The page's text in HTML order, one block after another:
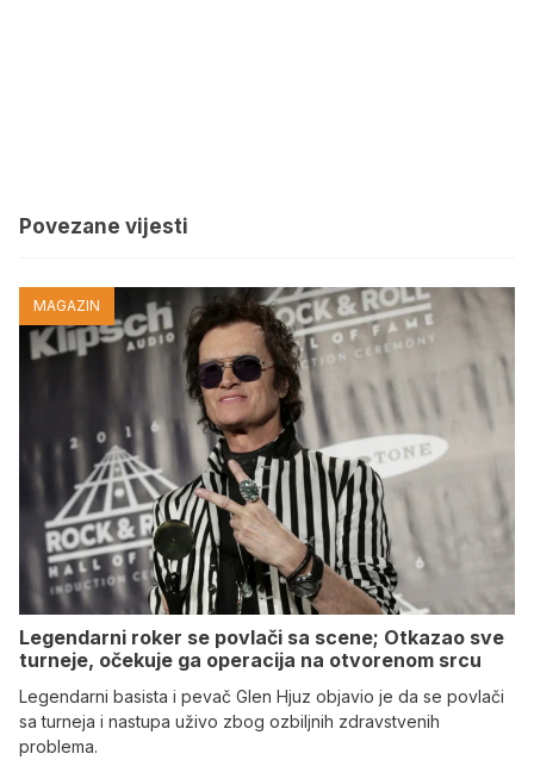
Povezane vijesti
MAGAZIN
Legendarni roker se povlači sa scene; Otkazao sve
turneje, očekuje ga operacija na otvorenom srcu
Legendarni basista i pevač Glen Hjuz objavio je da se povlači
sa turneja i nastupa uživo zbog ozbiljnih zdravstvenih
problema.